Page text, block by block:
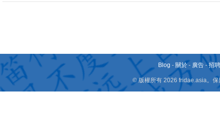
Blog - 關於 - 廣告 -招
© 版權所有 2026 fridae.asia。